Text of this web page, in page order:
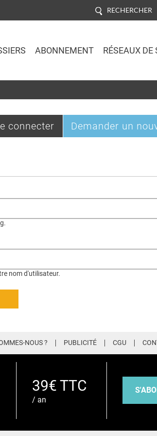
RECHERCHER
ABONNEMENT RÉSEAUX DE
connecter (onglet
actif)
Demander un
nom d'utilisateur.
NOUS ? PUBLICITÉ CGU
39€ TTC
/ an